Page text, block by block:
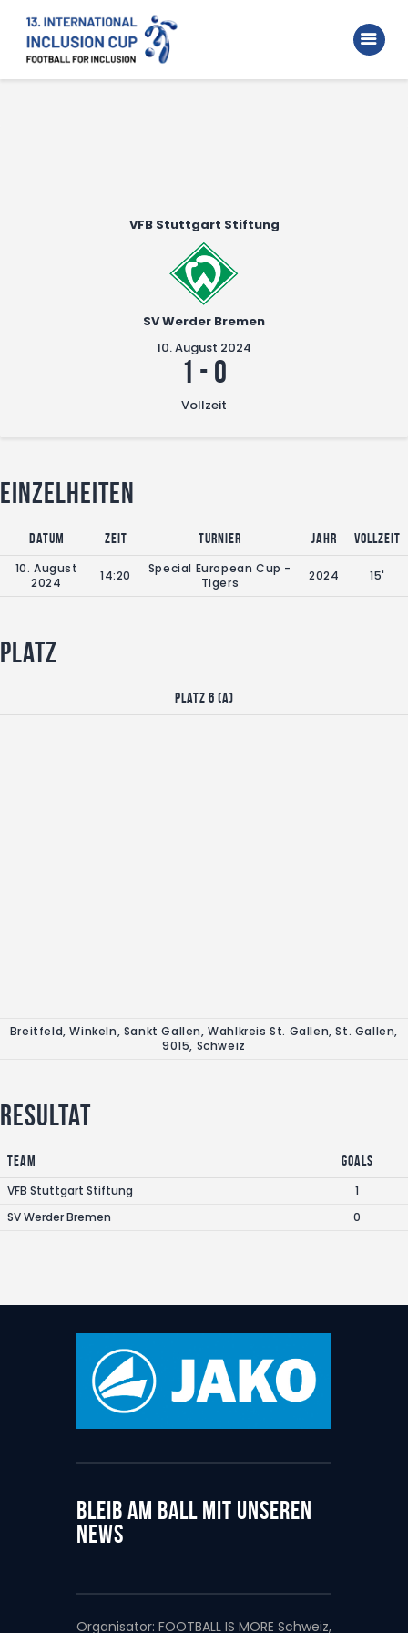
Home
Walking Football Turnier
VFB Stuttgart Stiftung
SV Werder Bremen
10. August 2024
1 - 0
Vollzeit
Einzelheiten
Datum Zeit Turnier Jahr
Vollzeit
10. August
2024
14:20
Special European Cup -
Tigers
2024 15'
Platz
Platz 6 (A)
Breitfeld, Winkeln, Sankt Gallen, Wahlkreis St. Gallen, St. Gallen,
9015, Schweiz
Resultat
Team
Goals
VFB Stuttgart Stiftung
1
SV Werder Bremen
0
BLEIB AM BALL MIT UNSEREN
NEWS
Organisator: FOOTBALL IS MORE Schweiz,